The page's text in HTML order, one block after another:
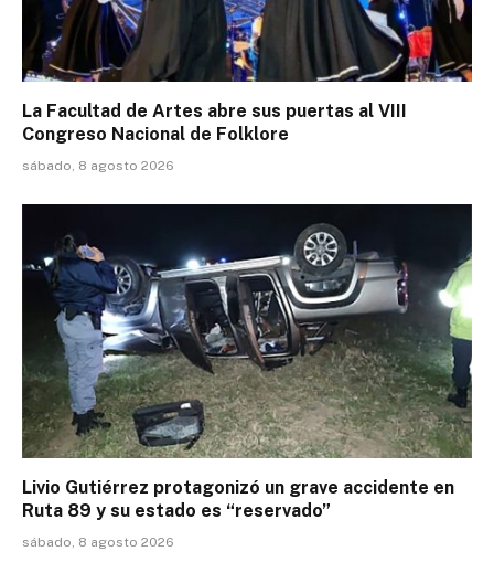
La Facultad de Artes abre sus puertas al VIII
Congreso Nacional de Folklore
sábado, 8 agosto 2026
Livio Gutiérrez protagonizó un grave accidente en
Ruta 89 y su estado es “reservado”
sábado, 8 agosto 2026